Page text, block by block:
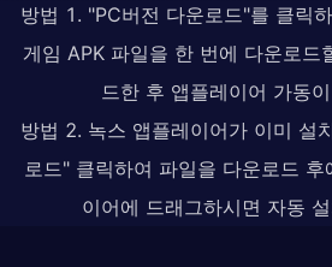
방법 1. "PC버전 다운로드"를 클릭
게임 APK 파일을 한 번에 다운로드
드한 후 앱플레이어 가동
방법 2. 녹스 앱플레이어가 이미 설
로드" 클릭하여 파일을 다운로드
이어에 드래그하시면 자동